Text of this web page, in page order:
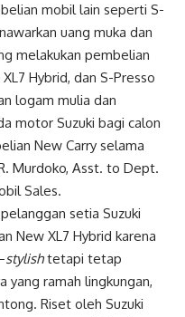
mobil lain seperti S-
uang muka dan
melakukan pembelian
Hybrid, dan S-Presso
logam mulia dan
motor Suzuki bagi calon
New Carry selama
Murdoko, Asst. to Dept.
Sales.
setia Suzuki
New XL7 Hybrid karena
stylishtetapi tetap
yang ramah lingkungan,
Riset oleh Suzuki